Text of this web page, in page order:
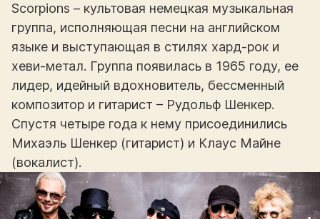
Scorpions – культовая немецкая музыкальная
группа, исполняющая песни на английском
языке и выступающая в стилях хард-рок и
хеви-метал. Группа появилась в 1965 году, ее
лидер, идейный вдохновитель, бессменный
композитор и гитарист – Рудольф Шенкер.
Спустя четыре года к нему присоединились
Михаэль Шенкер (гитарист) и Клаус Майне
(вокалист).